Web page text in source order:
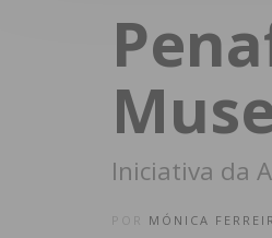
Iniciativa da
MÓNICA